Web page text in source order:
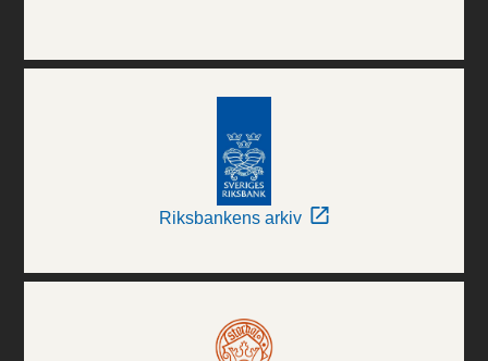
Riksbankens arkiv